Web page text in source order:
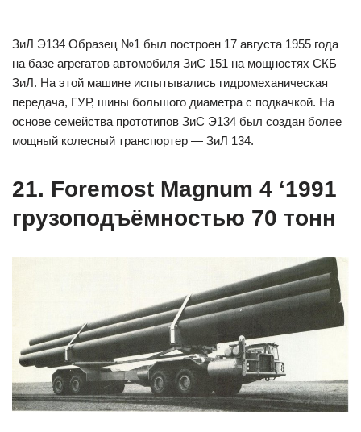
ЗиЛ Э134 Образец №1 был построен 17 августа 1955 года
на базе агрегатов автомобиля ЗиС 151 на мощностях СКБ
ЗиЛ. На этой машине испытывались гидромеханическая
передача, ГУР, шины большого диаметра с подкачкой. На
основе семейства прототипов ЗиС Э134 был создан более
мощный колесный транспортер — ЗиЛ 134.
21. Foremost Magnum 4 ‘1991
грузоподъёмностью 70 тонн